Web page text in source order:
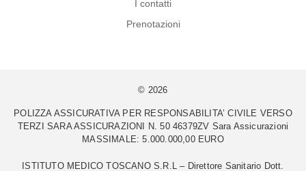
I contatti
Prenotazioni
© 2026
POLIZZA ASSICURATIVA PER RESPONSABILITA’ CIVILE VERSO
TERZI SARA ASSICURAZIONI N. 50 46379ZV Sara Assicurazioni
MASSIMALE: 5.000.000,00 EURO
ISTITUTO MEDICO TOSCANO S.R.L – Direttore Sanitario Dott.